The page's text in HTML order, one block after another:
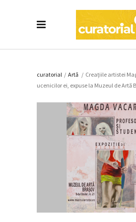
curatorial / Artǎ / Creațiile artistei
ucenicilor ei, expuse la Muzeul de Artă